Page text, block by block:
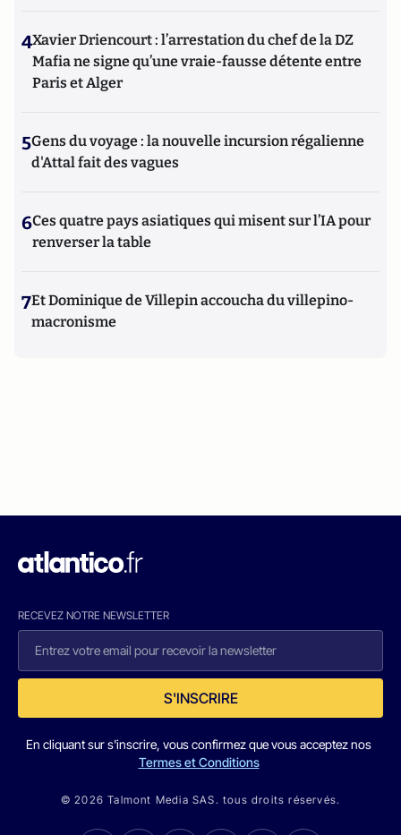
4Xavier Driencourt : l’arrestation du chef de la DZ
Mafia ne signe qu’une vraie-fausse détente entre
Paris et Alger
5Gens du voyage : la nouvelle incursion régalienne
d'Attal fait des vagues
6Ces quatre pays asiatiques qui misent sur l’IA pour
renverser la table
7Et Dominique de Villepin accoucha du villepino-
macronisme
RECEVEZ NOTRE NEWSLETTER
S'INSCRIRE
En cliquant sur s'inscrire, vous confirmez que vous acceptez nos
Termes et Conditions
© 2026 Talmont Media SAS. tous droits réservés.